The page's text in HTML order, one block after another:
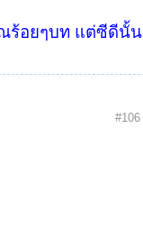
ณร้อยๆบท แต่ซีดีนั้น
#106